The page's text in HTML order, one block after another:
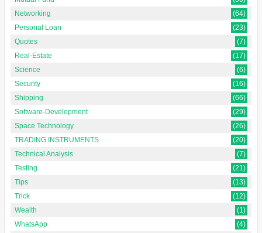
Networking
(64)
Personal Loan
(23)
Quotes
(7)
Real-Estate
(17)
Science
(6)
Security
(16)
Shipping
(66)
Software-Development
(29)
Space Technology
(26)
TRADING INSTRUMENTS
(20)
Technical Analysis
(7)
Testing
(21)
Tips
(13)
Trick
(12)
Wealth
(1)
WhatsApp
(4)